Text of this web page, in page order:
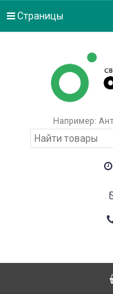
Страницы
Например: